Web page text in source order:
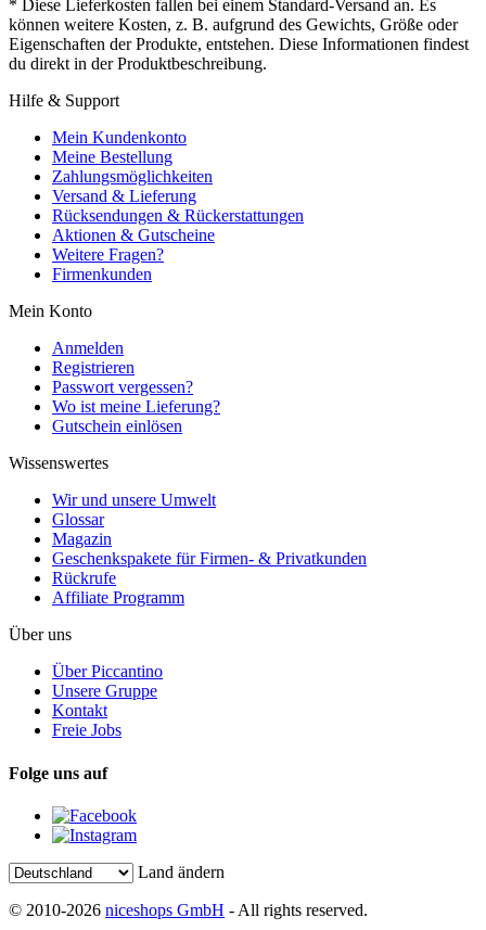
* Diese Lieferkosten fallen bei einem Standard-Versand an. Es
können weitere Kosten, z. B. aufgrund des Gewichts, Größe oder
Eigenschaften der Produkte, entstehen. Diese Informationen findest
du direkt in der Produktbeschreibung.
Hilfe & Support
Mein Kundenkonto
Meine Bestellung
Zahlungsmöglichkeiten
Versand & Lieferung
Rücksendungen & Rückerstattungen
Aktionen & Gutscheine
Weitere Fragen?
Firmenkunden
Mein Konto
Anmelden
Registrieren
Passwort vergessen?
Wo ist meine Lieferung?
Gutschein einlösen
Wissenswertes
Wir und unsere Umwelt
Glossar
Magazin
Geschenkspakete für Firmen- & Privatkunden
Rückrufe
Affiliate Programm
Über uns
Über Piccantino
Unsere Gruppe
Kontakt
Freie Jobs
Folge uns auf
Land ändern
© 2010-2026 niceshops GmbH - All rights reserved.